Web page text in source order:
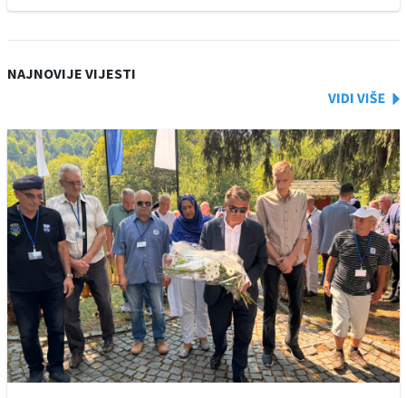
NAJNOVIJE VIJESTI